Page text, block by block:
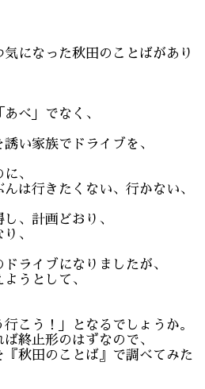
になった秋田のことばがあり
べ」でなく、
い家族でドライブを、
、
は行きたくない、行かない、
、計画どおり、
、
ライブになりましたが、
うとして、
こう！」となるでしょうか。
終止形のはずなので、
秋田のことば』で調べてみた